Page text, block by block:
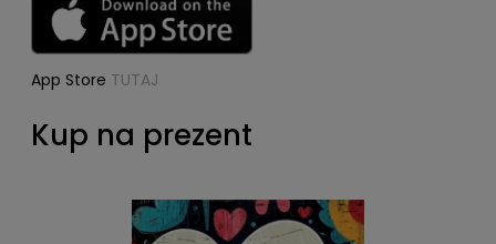
App Store TUTAJ
Kup na prezent